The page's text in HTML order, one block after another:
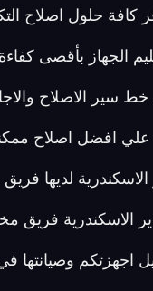
كافة حلول اصلاح
الجهاز بأقصى
سير الاصلاح
افضل اصلاح
الاسكندرية لديها
وصيانتها